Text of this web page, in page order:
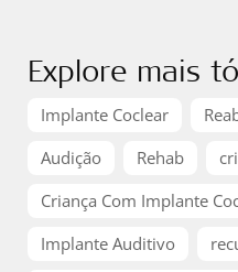
Explore mais
Implante Coclear
Audição
Rehab
Criança Com Implante
Implante Auditivo